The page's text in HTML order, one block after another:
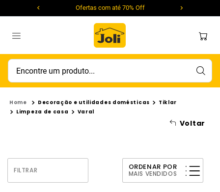
Ofertas com até 70% Off
Encontre um produto...
Voltar
Decoração e utilidades domésticas
Tiklar
Limpeza de casa
Varal
FILTRAR ORDENAR POR
MAIS VENDIDOS